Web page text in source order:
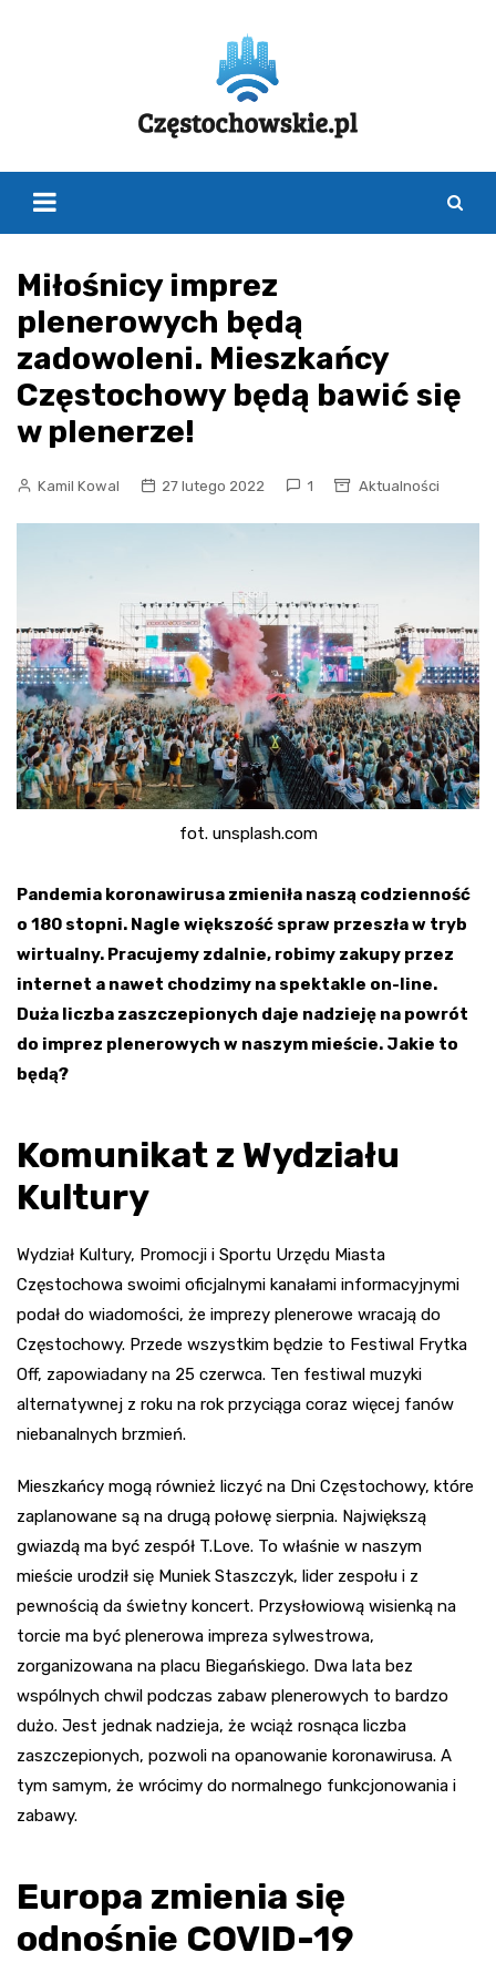
Miłośnicy imprez
plenerowych będą
zadowoleni. Mieszkańcy
Częstochowy będą bawić się
w plenerze!
Kamil Kowal 27 lutego 2022 1 Aktualności
fot. unsplash.com
Pandemia koronawirusa zmieniła naszą codzienność
o 180 stopni. Nagle większość spraw przeszła w tryb
wirtualny. Pracujemy zdalnie, robimy zakupy przez
internet a nawet chodzimy na spektakle on-line.
Duża liczba zaszczepionych daje nadzieję na powrót
do imprez plenerowych w naszym mieście. Jakie to
będą?
Komunikat z Wydziału
Kultury
Wydział Kultury, Promocji i Sportu Urzędu Miasta
Częstochowa swoimi oficjalnymi kanałami informacyjnymi
podał do wiadomości, że imprezy plenerowe wracają do
Częstochowy. Przede wszystkim będzie to Festiwal Frytka
Off, zapowiadany na 25 czerwca. Ten festiwal muzyki
alternatywnej z roku na rok przyciąga coraz więcej fanów
niebanalnych brzmień.
Mieszkańcy mogą również liczyć na Dni Częstochowy, które
zaplanowane są na drugą połowę sierpnia. Największą
gwiazdą ma być zespół T.Love. To właśnie w naszym
mieście urodził się Muniek Staszczyk, lider zespołu i z
pewnością da świetny koncert. Przysłowiową wisienką na
torcie ma być plenerowa impreza sylwestrowa,
zorganizowana na placu Biegańskiego. Dwa lata bez
wspólnych chwil podczas zabaw plenerowych to bardzo
dużo. Jest jednak nadzieja, że wciąż rosnąca liczba
zaszczepionych, pozwoli na opanowanie koronawirusa. A
tym samym, że wrócimy do normalnego funkcjonowania i
zabawy.
Europa zmienia się
odnośnie COVID-19